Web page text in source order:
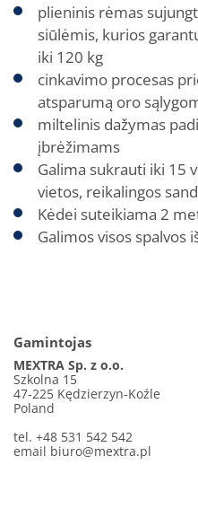
plieninis rėmas
siūlėmis, kurios
iki 120 kg
cinkavimo procesas
atsparumą oro
miltelinis dažymas
įbrėžimams
Galima sukrauti iki 15
vietos, reikalingos
Kėdei suteikiama 2
Galimos visos spalvos
Gamintojas
MEXTRA Sp. z o.o.
Szkolna 15
47-225 Kędzierzyn-Koźle
Poland
tel. +48 531 542 542
email biuro@mextra.pl